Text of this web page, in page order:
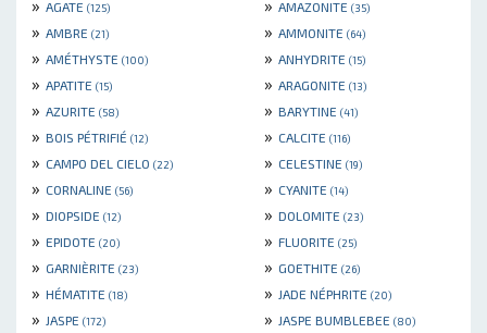
» AGATE (125) » AMAZONITE (35)
» AMBRE (21) » AMMONITE (64)
» AMÉTHYSTE (100) » ANHYDRITE (15)
» APATITE (15) » ARAGONITE (13)
» AZURITE (58) » BARYTINE (41)
» BOIS PÉTRIFIÉ (12) » CALCITE (116)
» CAMPO DEL CIELO (22) » CELESTINE (19)
» CORNALINE (56) » CYANITE (14)
» DIOPSIDE (12) » DOLOMITE (23)
» EPIDOTE (20) » FLUORITE (25)
» GARNIÈRITE (23) » GOETHITE (26)
» HÉMATITE (18) » JADE NÉPHRITE (20)
» JASPE (172) » JASPE BUMBLEBEE (80)